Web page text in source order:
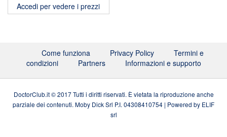
Accedi per vedere i prezzi
Come funziona Privacy Policy
Termini e
condizioni
Partners Informazioni e supporto
DoctorClub.it © 2017 Tutti i diritti riservati. È vietata la riproduzione anche
parziale dei contenuti. Moby Dick Srl P.I. 04308410754 | Powered by ELIF
srl